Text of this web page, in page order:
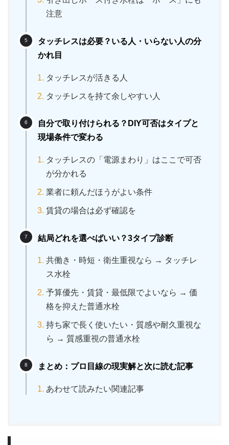
注意
タッチレスは必要？いる人・いらない人の分
かれ目
タッチレスが活きる人
タッチレスを持て余しやすい人
自分で取り付けられる？DIY可否はタイプと
現場条件で変わる
タッチレスの「電源まわり」はここで可否
が分かれる
業者に頼んだほうがよい条件
賃貸の場合は必ず確認を
結局どれを選べばいい？3タイプ診断
共働き・時短・衛生重視なら → タッチレ
ス水栓
予算優先・賃貸・最低限でよいなら → 価
格を抑えた普通水栓
持ち家で長く使いたい・質感や耐久重視な
ら → 質感重視の普通水栓
まとめ：プロ目線の現実解と次に読む記事
あわせて読みたい関連記事